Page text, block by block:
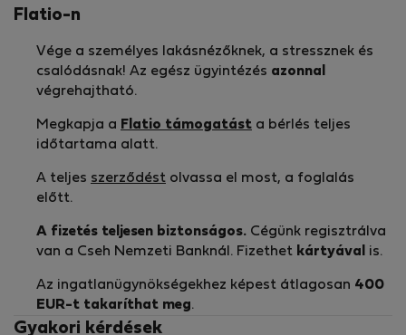
Flatio-n
Vége a személyes lakásnézőknek, a stressznek és
csalódásnak! Az egész ügyintézés azonnal
végrehajtható.
Megkapja a Flatio támogatást a bérlés teljes
időtartama alatt.
A teljes szerződést olvassa el most, a foglalás
előtt.
A fizetés teljesen biztonságos. Cégünk regisztrálva
van a Cseh Nemzeti Banknál. Fizethet kártyával is.
Az ingatlanügynökségekhez képest átlagosan 400
EUR-t takaríthat meg.
Gyakori kérdések